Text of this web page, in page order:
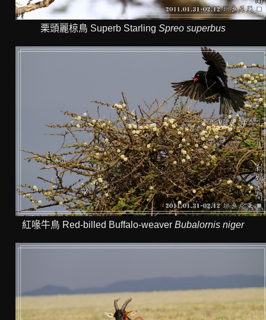
栗頭麗椋鳥 Superb Starling Spreo superbus
紅喙牛鳥 Red-billed Buffalo-weaver Bubalornis niger